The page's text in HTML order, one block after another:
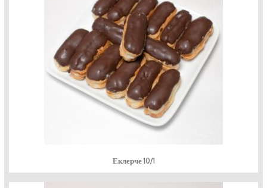
Еклерче 10/1